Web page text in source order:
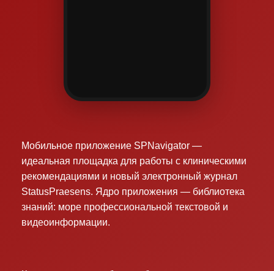
Мобильное приложение SPNavigator —
идеальная площадка для работы с клиническими
рекомендациями и новый электронный журнал
StatusPraesens. Ядро приложения — библиотека
знаний: море профессиональной текстовой и
видеоинформации.